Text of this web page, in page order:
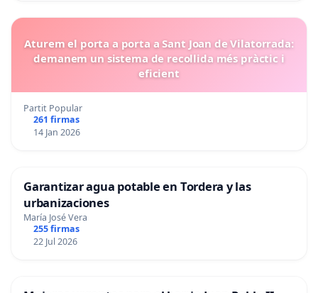
Aturem el porta a porta a Sant Joan de Vilatorrada:
demanem un sistema de recollida més pràctic i
eficient
Partit Popular
261 firmas
14 Jan 2026
Garantizar agua potable en Tordera y las
urbanizaciones
María José Vera
255 firmas
22 Jul 2026